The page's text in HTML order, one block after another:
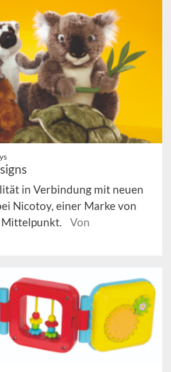
in Verbindung mit neuen
Nicotoy, einer Marke von
Mittelpunkt.
Von